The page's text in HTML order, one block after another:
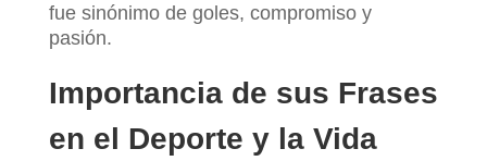
fue sinónimo de goles, compromiso y
pasión.
Importancia de sus Frases
en el Deporte y la Vida